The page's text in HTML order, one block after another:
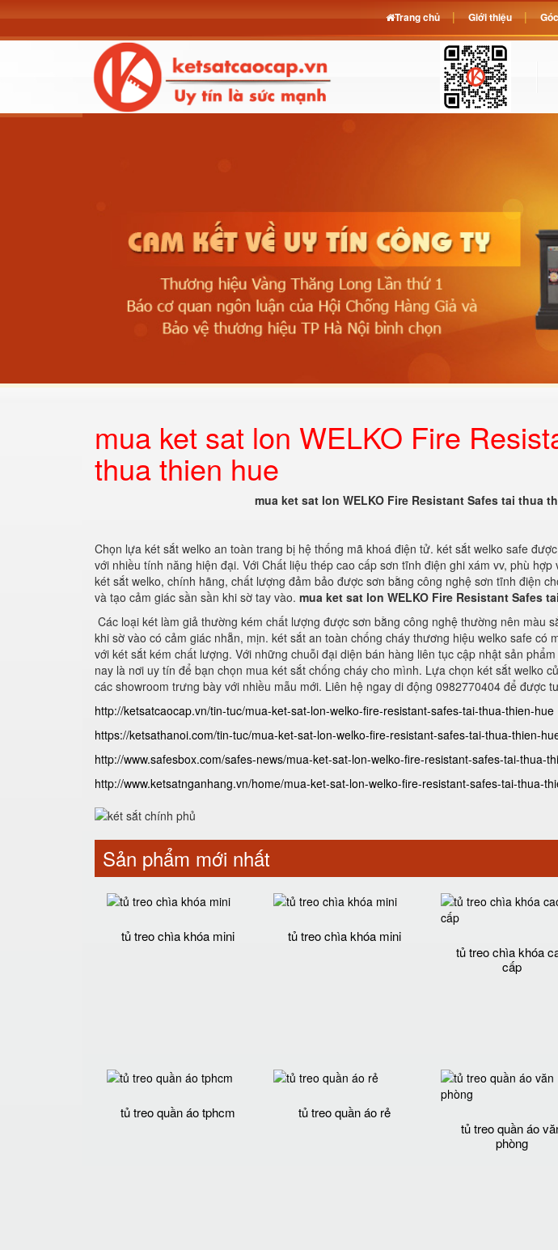
mua ket sat lon WELKO Fire
thua thien hue
mua ket sat lon WELKO Fire Resistant Safes tai thua
Chọn lựa két sắt welko an toàn trang bị hệ thống mã khoá điện tử. két sắt welko safe
với nhiều tính năng hiện đại. Với Chất liệu thép cao cấp sơn tĩnh điện ghi xám vv, phù
két sắt welko, chính hãng, chất lượng đảm bảo được sơn bằng công nghệ sơn tĩnh điện
và tạo cảm giác sần sần khi sờ tay vào. mua ket sat lon WELKO Fire Resistant
Các loại két làm giả thường kém chất lượng được sơn bằng công nghệ thường nên màu
khi sờ vào có cảm giác nhẵn, mịn. két sắt an toàn chống cháy thương hiệu welko safe có
với két sắt kém chất lượng. Với những chuỗi đại diện bán hàng liên tục cập nhật sản
nay là nơi uy tín để bạn chọn mua két sắt chống cháy cho mình. Lựa chọn két sắt welko
các showroom trưng bày với nhiều mẫu mới. Liên hệ ngay di động 0982770404 để được
http://ketsatcaocap.vn/tin-tuc/mua-ket-sat-lon-welko-fire-resistant-safes-tai-thua-thien-hue
https://ketsathanoi.com/tin-tuc/mua-ket-sat-lon-welko-fire-resistant-safes-tai-thua-thien-
http://www.safesbox.com/safes-news/mua-ket-sat-lon-welko-fire-resistant-safes-tai-thua-
http://www.ketsatnganhang.vn/home/mua-ket-sat-lon-welko-fire-resistant-safes-tai-thua-
Sản phẩm mới nhất
tủ treo chìa khóa mini
tủ treo chìa khóa mini
tủ treo chìa khóa
cấp
tủ treo quần áo tphcm
tủ treo quần áo rẻ
tủ treo quần áo
phòng
Trang chủ Giới thiệu